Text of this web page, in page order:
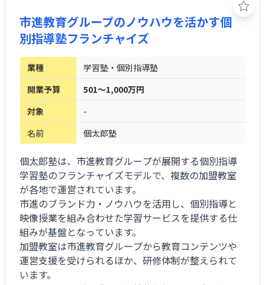
市進教育グループのノウハウを活かす個
別指導塾フランチャイズ
業種
学習塾・個別指導塾
開業予算
501～1,000万円
対象
-
名前
個太郎塾
個太郎塾は、市進教育グループが展開する個別指導
学習塾のフランチャイズモデルで、複数の加盟教室
が各地で運営されています。
市進のブランド力・ノウハウを活用し、個別指導と
映像授業を組み合わせた学習サービスを提供する仕
組みが基盤となっています。
加盟教室は市進教育グループから教育コンテンツや
運営支援を受けられるほか、研修体制が整えられて
います。